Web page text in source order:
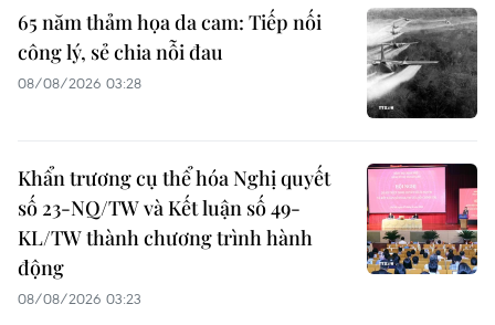
65 năm thảm họa da cam: Tiếp nối
công lý, sẻ chia nỗi đau
08/08/2026 03:28
Khẩn trương cụ thể hóa Nghị quyết
số 23-NQ/TW và Kết luận số 49-
KL/TW thành chương trình hành
động
08/08/2026 03:23